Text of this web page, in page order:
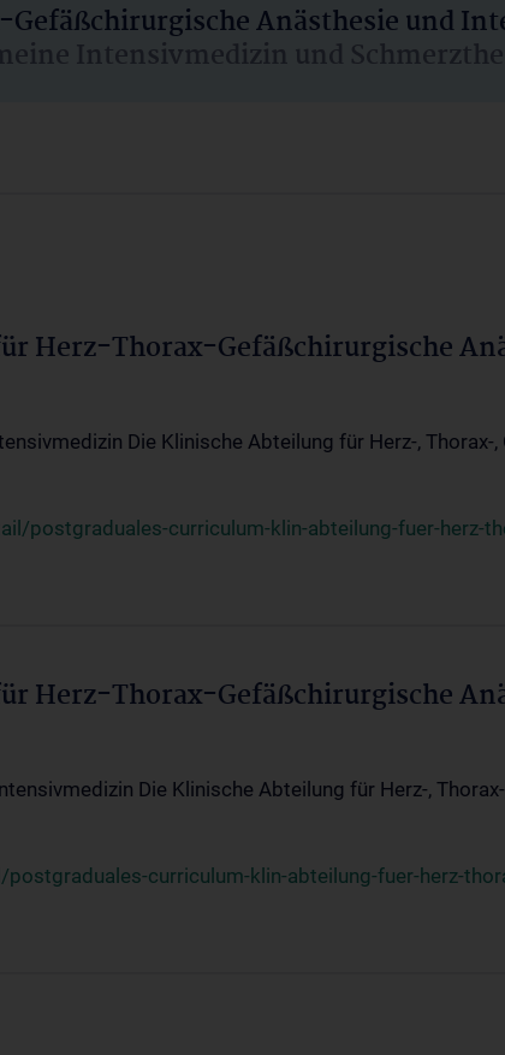
Anästhesie und
Intensivmedizin und
Herz-Thorax-Gefäßchirurgische
Die Klinische Abteilung für Herz-, Thorax-
postgraduales-curriculum-klin-abteilung-fuer-herz-
Herz-Thorax-Gefäßchirurgische
Die Klinische Abteilung für Herz-,
curriculum-klin-abteilung-fuer-herz-